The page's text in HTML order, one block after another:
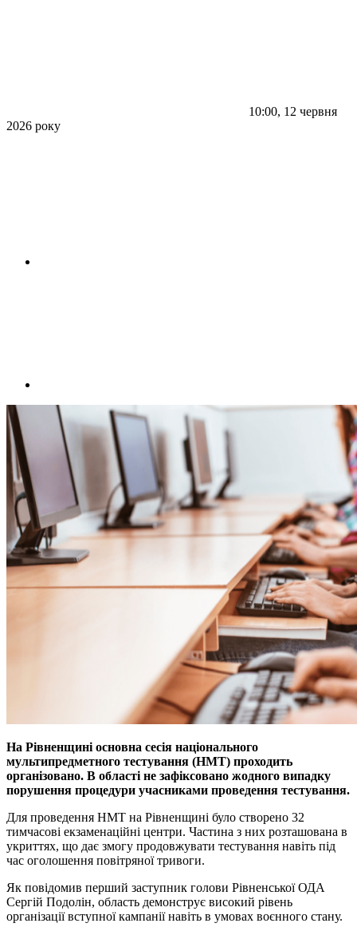
10:00, 12 червня
2026 року
На Рівненщині основна сесія національного
мультипредметного тестування (НМТ) проходить
організовано. В області не зафіксовано жодного випадку
порушення процедури учасниками проведення тестування.
Для проведення НМТ на Рівненщині було створено 32
тимчасові екзаменаційні центри. Частина з них розташована в
укриттях, що дає змогу продовжувати тестування навіть під
час оголошення повітряної тривоги.
Як повідомив перший заступник голови Рівненської ОДА
Сергій Подолін, область демонструє високий рівень
організації вступної кампанії навіть в умовах воєнного стану.